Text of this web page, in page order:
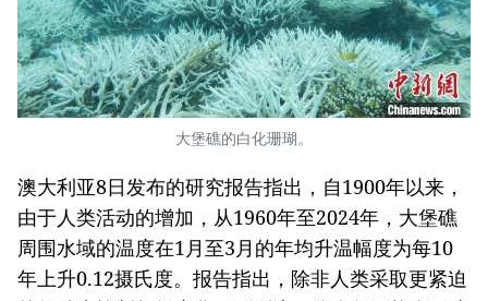
大堡礁的白化珊瑚。
澳大利亚8日发布的研究报告指出，自1900年以来，
由于人类活动的增加，从1960年至2024年，大堡礁
周围水域的温度在1月至3月的年均升温幅度为每10
年上升0.12摄氏度。报告指出，除非人类采取更紧迫